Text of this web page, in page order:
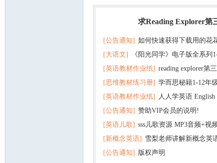
求Reading Explorer第
[公告通知] 如何快速获得下载用的花
[大语文]
《阳光同学》电子版全系列
+英语
[英语教材作业纸] reading explorer第
+音频 百度云网盘下载
[思维教材练习册] 学而思秘籍1-12年
子版PDF全册 百度网盘
[英语教材作业纸] 人人学英语
版pdf 百度网盘下载
[公告通知] 赞助VIP会员的说明!
[英语儿歌] sss儿歌资源 MP3音频+视
百度云网盘下载
[新概念英语] 雪梨老师讲解新概念英
[公告通知] 版权声明